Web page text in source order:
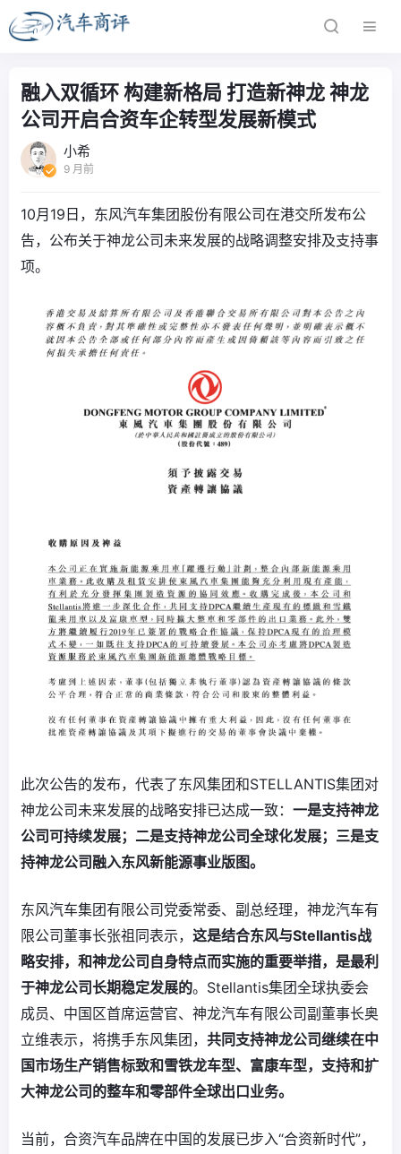
融入双循环 构建新格局 打造新神龙 神龙
公司开启合资车企转型发展新模式
小希
9 月前
10月19日，东风汽车集团股份有限公司在港交所发布公
告，公布关于神龙公司未来发展的战略调整安排及支持事
项。
此次公告的发布，代表了东风集团和STELLANTIS集团对
神龙公司未来发展的战略安排已达成一致： 一是支持神龙
公司可持续发展；二是支持神龙公司全球化发展；三是支
持神龙公司融入东风新能源事业版图。
东风汽车集团有限公司党委常委、副总经理，神龙汽车有
限公司董事长张祖同表示， 这是结合东风与Stellantis战
略安排，和神龙公司自身特点而实施的重要举措，是最利
于神龙公司长期稳定发展的。Stellantis集团全球执委会
成员、中国区首席运营官、神龙汽车有限公司副董事长奥
立维表示，将携手东风集团， 共同支持神龙公司继续在中
国市场生产销售标致和雪铁龙车型、富康车型，支持和扩
大神龙公司的整车和零部件全球出口业务。
当前，合资汽车品牌在中国的发展已步入“合资新时代”，